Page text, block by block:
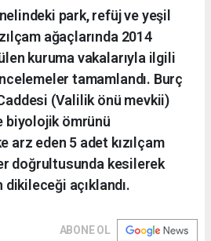
park, refüj ve yeşil
ağaçlarında 2014
kuruma vakalarıyla ilgili
tamamlandı. Burç
(Valilik önü mevkii)
biyolojik ömrünü
arz eden 5 adet kızılçam
doğrultusunda kesilerek
açıklandı.
ABONE OL